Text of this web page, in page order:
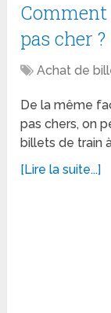
pas cher ?
Achat de
De la même
pas chers, on
billets de train
[Lire la suite...]